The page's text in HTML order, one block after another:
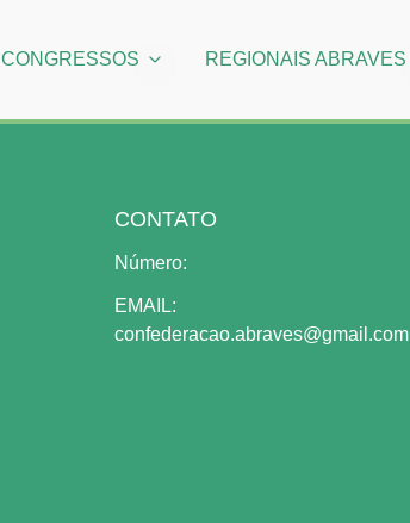
CONGRESSOS REGIONAIS ABRAVES
CONTATO
Número:
EMAIL:
confederacao.abraves@gmail.com